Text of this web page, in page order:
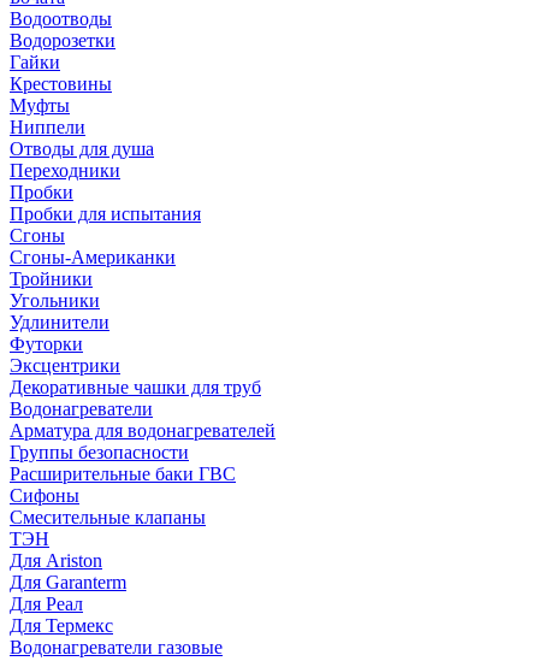
Водоотводы
Водорозетки
Гайки
Крестовины
Муфты
Ниппели
Отводы для душа
Переходники
Пробки
Пробки для испытания
Сгоны
Сгоны-Американки
Тройники
Угольники
Удлинители
Футорки
Эксцентрики
Декоративные чашки для труб
Водонагреватели
Арматура для водонагревателей
Группы безопасности
Расширительные баки ГВС
Сифоны
Смесительные клапаны
ТЭН
Для Ariston
Для Garanterm
Для Реал
Для Термекс
Водонагреватели газовые